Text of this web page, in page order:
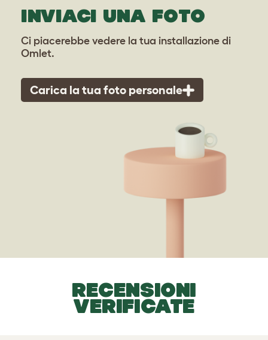
INVIACI UNA FOTO
Ci piacerebbe vedere la tua installazione di
Omlet.
Carica la tua foto personale
RECENSIONI
VERIFICATE